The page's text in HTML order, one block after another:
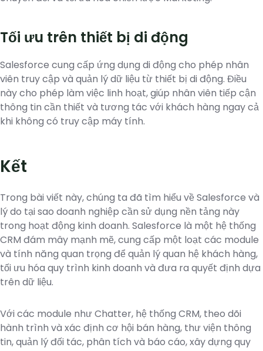
Tối ưu trên thiết bị di động
Salesforce cung cấp ứng dụng di động cho phép nhân
viên truy cập và quản lý dữ liệu từ thiết bị di động. Điều
này cho phép làm việc linh hoạt, giúp nhân viên tiếp cận
thông tin cần thiết và tương tác với khách hàng ngay cả
khi không có truy cập máy tính.
Kết
Trong bài viết này, chúng ta đã tìm hiểu về Salesforce và
lý do tại sao doanh nghiệp cần sử dụng nền tảng này
trong hoạt động kinh doanh. Salesforce là một hệ thống
CRM đám mây mạnh mẽ, cung cấp một loạt các module
và tính năng quan trọng để quản lý quan hệ khách hàng,
tối ưu hóa quy trình kinh doanh và đưa ra quyết định dựa
trên dữ liệu.
Với các module như Chatter, hệ thống CRM, theo dõi
hành trình và xác định cơ hội bán hàng, thư viện thông
tin, quản lý đối tác, phân tích và báo cáo, xây dựng quy